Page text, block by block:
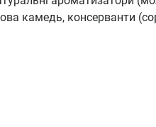
камедь, консерванти